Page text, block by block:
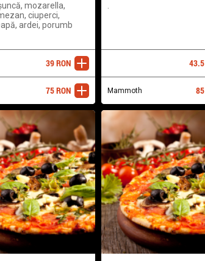
mozarella,
ciuperci,
ardei, porumb
adaugă
39RON
adaugă
75RON
43.5
Mammoth 85